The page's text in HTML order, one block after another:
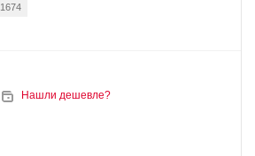
1674
Нашли дешевле?